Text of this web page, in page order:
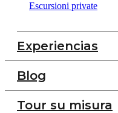
Escursioni private
Experiencias
Blog
Tour su misura